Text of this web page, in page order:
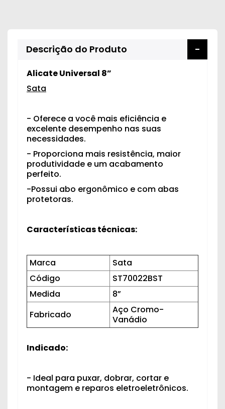
Descrição do Produto
Alicate Universal 8”
Sata
- Oferece a você mais eficiência e
excelente desempenho nas suas
necessidades.
- Proporciona mais resistência, maior
produtividade e um acabamento
perfeito.
-Possui abo ergonômico e com abas
protetoras.
Características técnicas:
Marca
Sata
Código
ST70022BST
Medida
8”
Fabricado
Aço Cromo-
Vanádio
Indicado:
- Ideal para puxar, dobrar, cortar e
montagem e reparos eletroeletrônicos.